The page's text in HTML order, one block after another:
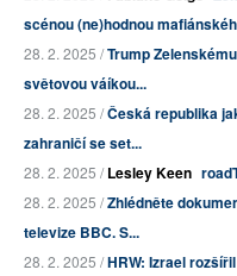
scénou (ne)hodnou
28. 2. 2025 /Trump
světovou váíkou...
28. 2. 2025 /Česká republika
zahraničí se set...
28. 2. 2025 /Lesley Keen
28. 2. 2025 /Zhlédněte
televize BBC. S...
28. 2. 2025 /HRW: Izrael